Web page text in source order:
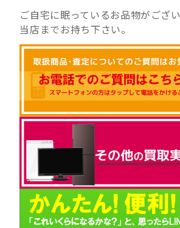
ご自宅に眠っているお品物がござ
当店までお持ち下さい。